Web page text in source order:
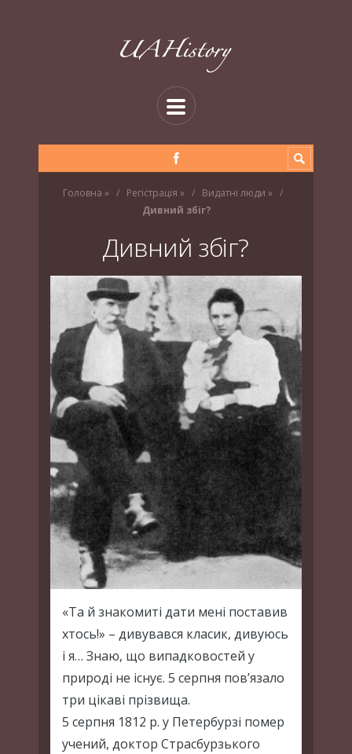
Головна » Регістрація » Видатні люди »
Дивний збіг?
Дивний збіг?
«Та й знакомиті дати мені поставив
хтось!» – дивувався класик, дивуюсь
і я… Знаю, що випадковостей у
природі не існує. 5 серпня пов’язало
три цікаві прізвища.
5 серпня 1812 р. у Петербурзі помер
учений, доктор Страсбурзького